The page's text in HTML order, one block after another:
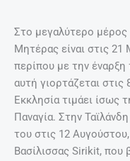
Στο μεγαλύτερο
Μητέρας είναι στις 21
περίπου με την
αυτή γιορτάζεται
Εκκλησία τιμάει ίσως
Παναγία. Στην
του στις 12
Βασίλισσας Sirikit, που